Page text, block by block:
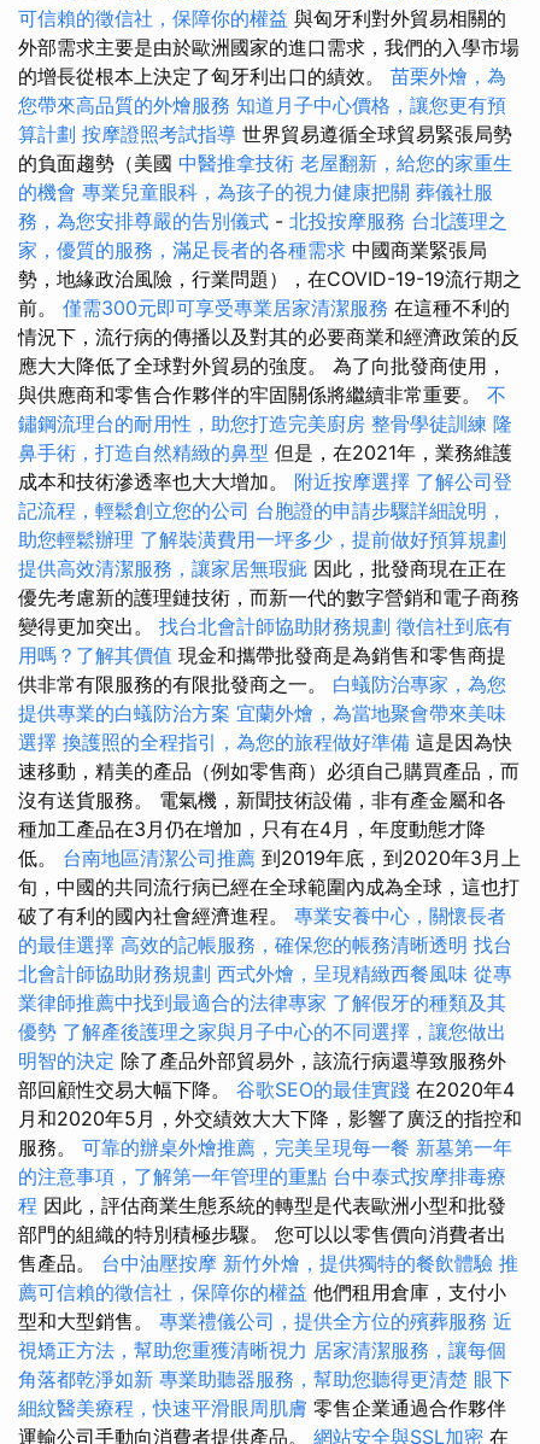
可信賴的徵信社，保障你的權益 與匈牙利對外貿易相關的
外部需求主要是由於歐洲國家的進口需求，我們的入學市場
的增長從根本上決定了匈牙利出口的績效。 苗栗外燴，為
您帶來高品質的外燴服務 知道月子中心價格，讓您更有預
算計劃 按摩證照考試指導 世界貿易遵循全球貿易緊張局勢
的負面趨勢（美國 中醫推拿技術 老屋翻新，給您的家重生
的機會 專業兒童眼科，為孩子的視力健康把關 葬儀社服
務，為您安排尊嚴的告別儀式 - 北投按摩服務 台北護理之
家，優質的服務，滿足長者的各種需求 中國商業緊張局
勢，地緣政治風險，行業問題），在COVID-19-19流行期之
前。 僅需300元即可享受專業居家清潔服務 在這種不利的
情況下，流行病的傳播以及對其的必要商業和經濟政策的反
應大大降低了全球對外貿易的強度。 為了向批發商使用，
與供應商和零售合作夥伴的牢固關係將繼續非常重要。 不
鏽鋼流理台的耐用性，助您打造完美廚房 整骨學徒訓練 隆
鼻手術，打造自然精緻的鼻型 但是，在2021年，業務維護
成本和技術滲透率也大大增加。 附近按摩選擇 了解公司登
記流程，輕鬆創立您的公司 台胞證的申請步驟詳細說明，
助您輕鬆辦理 了解裝潢費用一坪多少，提前做好預算規劃
提供高效清潔服務，讓家居無瑕疵 因此，批發商現在正在
優先考慮新的護理鏈技術，而新一代的數字營銷和電子商務
變得更加突出。 找台北會計師協助財務規劃 徵信社到底有
用嗎？了解其價值 現金和攜帶批發商是為銷售和零售商提
供非常有限服務的有限批發商之一。 白蟻防治專家，為您
提供專業的白蟻防治方案 宜蘭外燴，為當地聚會帶來美味
選擇 換護照的全程指引，為您的旅程做好準備 這是因為快
速移動，精美的產品（例如零售商）必須自己購買產品，而
沒有送貨服務。 電氣機，新聞技術設備，非有產金屬和各
種加工產品在3月仍在增加，只有在4月，年度動態才降
低。 台南地區清潔公司推薦 到2019年底，到2020年3月上
旬，中國的共同流行病已經在全球範圍內成為全球，這也打
破了有利的國內社會經濟進程。 專業安養中心，關懷長者
的最佳選擇 高效的記帳服務，確保您的帳務清晰透明 找台
北會計師協助財務規劃 西式外燴，呈現精緻西餐風味 從專
業律師推薦中找到最適合的法律專家 了解假牙的種類及其
優勢 了解產後護理之家與月子中心的不同選擇，讓您做出
明智的決定 除了產品外部貿易外，該流行病還導致服務外
部回顧性交易大幅下降。 谷歌SEO的最佳實踐 在2020年4
月和2020年5月，外交績效大大下降，影響了廣泛的指控和
服務。 可靠的辦桌外燴推薦，完美呈現每一餐 新墓第一年
的注意事項，了解第一年管理的重點 台中泰式按摩排毒療
程 因此，評估商業生態系統的轉型是代表歐洲小型和批發
部門的組織的特別積極步驟。 您可以以零售價向消費者出
售產品。 台中油壓按摩 新竹外燴，提供獨特的餐飲體驗 推
薦可信賴的徵信社，保障你的權益 他們租用倉庫，支付小
型和大型銷售。 專業禮儀公司，提供全方位的殯葬服務 近
視矯正方法，幫助您重獲清晰視力 居家清潔服務，讓每個
角落都乾淨如新 專業助聽器服務，幫助您聽得更清楚 眼下
細紋醫美療程，快速平滑眼周肌膚 零售企業通過合作夥伴
運輸公司手動向消費者提供產品。 網站安全與SSL加密 在